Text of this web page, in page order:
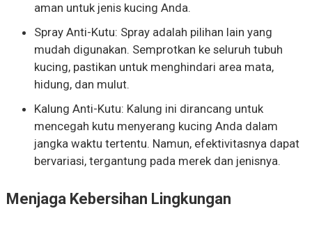
aman untuk jenis kucing Anda.
Spray Anti-Kutu: Spray adalah pilihan lain yang
mudah digunakan. Semprotkan ke seluruh tubuh
kucing, pastikan untuk menghindari area mata,
hidung, dan mulut.
Kalung Anti-Kutu: Kalung ini dirancang untuk
mencegah kutu menyerang kucing Anda dalam
jangka waktu tertentu. Namun, efektivitasnya dapat
bervariasi, tergantung pada merek dan jenisnya.
Menjaga Kebersihan Lingkungan